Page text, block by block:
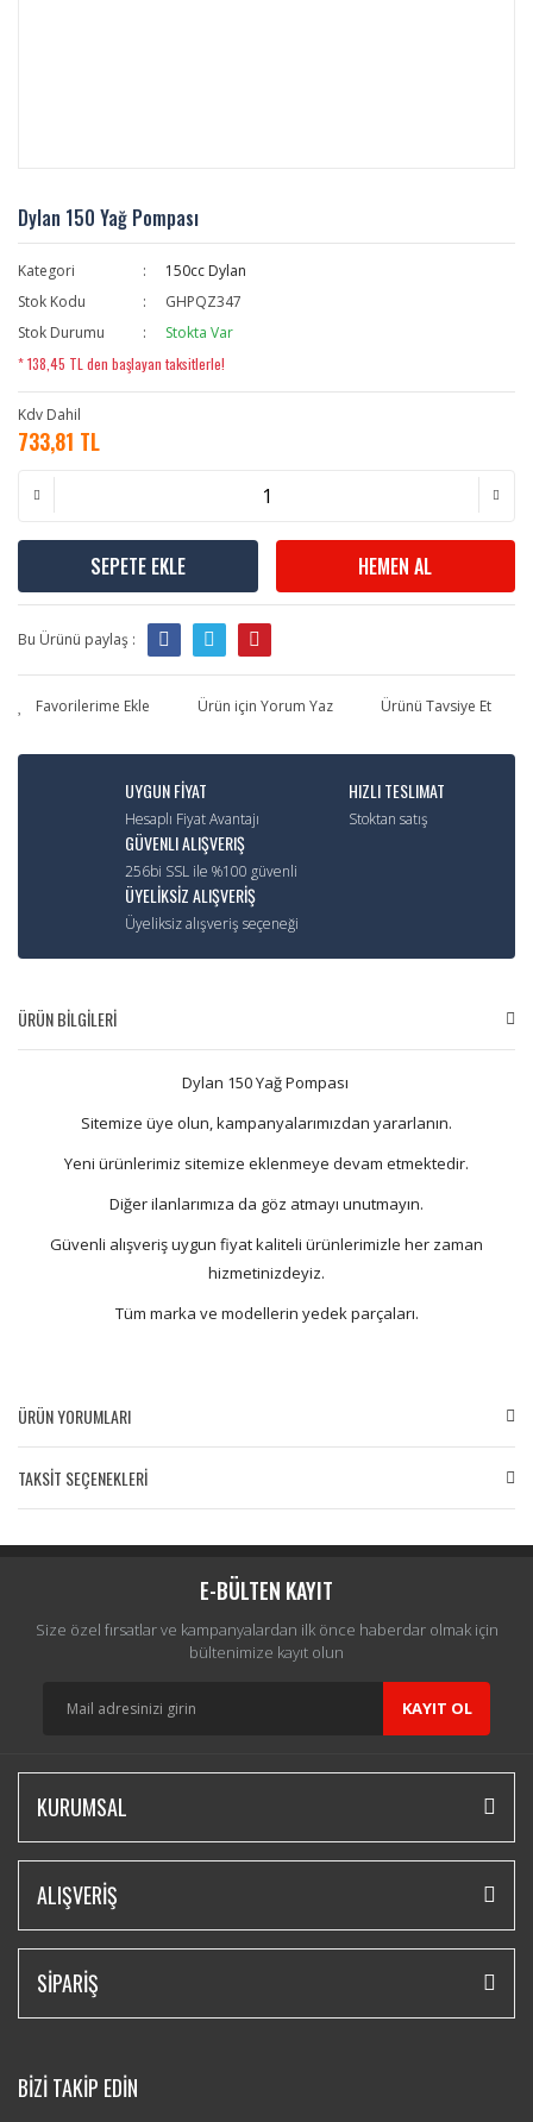
Dylan 150 Yağ Pompası
Kategori
150cc Dylan
Stok Kodu
GHPQZ347
Stok Durumu
Stokta Var
* 138,45 TL den başlayan taksitlerle!
Kdv Dahil
733,81 TL
SEPETE EKLE HEMEN AL
Bu Ürünü paylaş :
Ürün için Yorum Yaz Ürünü Tavsiye Et
UYGUN FİYAT
Hesaplı Fiyat Avantajı
HIZLI TESLIMAT
Stoktan satış
GÜVENLI ALIŞVERIŞ
256bi SSL ile %100 güvenli
ÜYELİKSİZ ALIŞVERİŞ
Üyeliksiz alışveriş seçeneği
ÜRÜN BİLGİLERİ
Dylan 150 Yağ Pompası
Sitemize üye olun, kampanyalarımızdan yararlanın.
Yeni ürünlerimiz sitemize eklenmeye devam etmektedir.
Diğer ilanlarımıza da göz atmayı unutmayın.
Güvenli alışveriş uygun fiyat kaliteli ürünlerimizle her zaman
hizmetinizdeyiz.
Tüm marka ve modellerin yedek parçaları.
ÜRÜN YORUMLARI
Yorum Yaz
TAKSİT SEÇENEKLERİ
E-BÜLTEN KAYIT
Size özel fırsatlar ve kampanyalardan ilk önce haberdar olmak için
bültenimize kayıt olun
KAYIT OL
KURUMSAL
ALIŞVERİŞ
SİPARİŞ
BİZİ TAKİP EDİN